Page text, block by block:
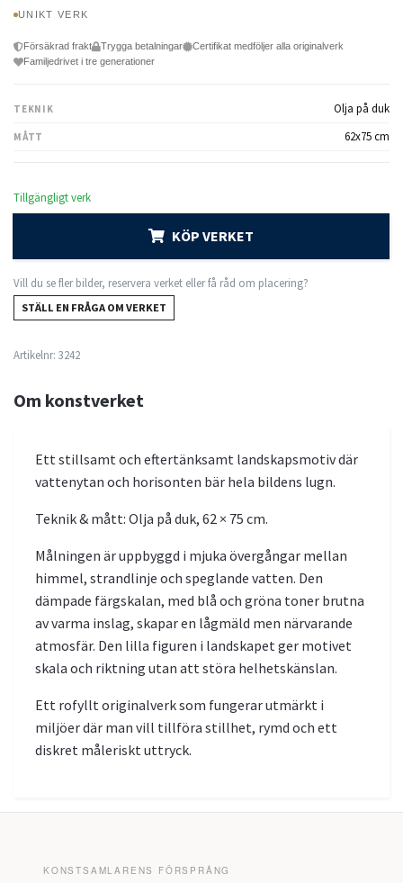
UNIKT VERK
Försäkrad frakt Trygga betalningar
Certifikat medföljer alla originalverk
Familjedrivet i tre generationer
TEKNIK Olja på duk
MÅTT 62x75 cm
Tillgängligt verk
KÖP VERKET
Vill du se fler bilder, reservera verket eller få råd om placering?
STÄLL EN FRÅGA OM VERKET
Artikelnr: 3242
Om konstverket
Ett stillsamt och eftertänksamt landskapsmotiv där
vattenytan och horisonten bär hela bildens lugn.
Teknik & mått: Olja på duk, 62 × 75 cm.
Målningen är uppbyggd i mjuka övergångar mellan
himmel, strandlinje och speglande vatten. Den
dämpade färgskalan, med blå och gröna toner brutna
av varma inslag, skapar en lågmäld men närvarande
atmosfär. Den lilla figuren i landskapet ger motivet
skala och riktning utan att störa helhetskänslan.
Ett rofyllt originalverk som fungerar utmärkt i
miljöer där man vill tillföra stillhet, rymd och ett
diskret måleriskt uttryck.
KONSTSAMLARENS FÖRSPRÅNG